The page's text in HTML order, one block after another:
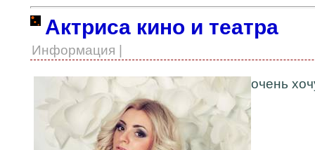
Актриса кино и театра
Информация |
очень